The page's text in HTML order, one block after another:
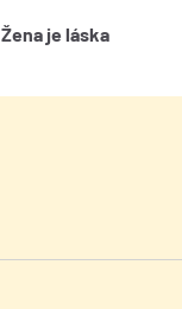
Žena je láska